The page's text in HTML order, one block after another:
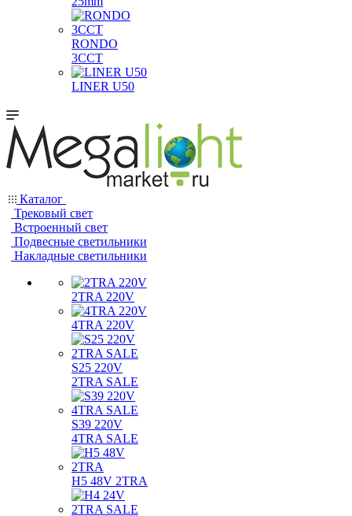
RONDO
3CCT
LINER U50
Каталог
Трековый свет
Встроенный свет
Подвесные светильники
Накладные светильники
2TRA 220V
4TRA 220V
S25 220V
2TRA SALE
S39 220V
4TRA SALE
H5 48V 2TRA